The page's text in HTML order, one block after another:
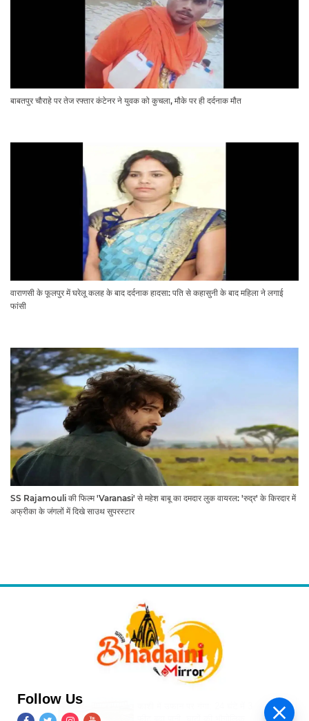
बाबतपुर चौराहे पर तेज रफ्तार कंटेनर ने युवक को कुचला, मौके पर ही दर्दनाक मौत
वाराणसी के फूलपुर में घरेलू कलह के बाद दर्दनाक हादसा: पति से कहासुनी के बाद महिला ने लगाई
फांसी
SS Rajamouli की फिल्म 'Varanasi' से महेश बाबू का दमदार लुक वायरल: 'रुद्र' के किरदार में
अफ्रीका के जंगलों में दिखे साउथ सुपरस्टार
Follow Us